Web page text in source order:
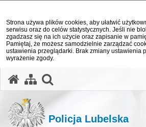
Strona używa plików cookies, aby ułatwić
serwisu oraz do celów statystycznych. Jeśli nie
zgadzasz się na ich użycie oraz zapisanie w
Pamiętaj, że możesz samodzielnie zarządzać
ustawienia przeglądarki. Brak zmiany ustawienia
wyrażenie zgody.
Policja Lubelska